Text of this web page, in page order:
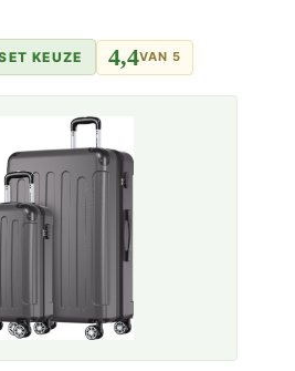
KEUZE 4,4VAN 5